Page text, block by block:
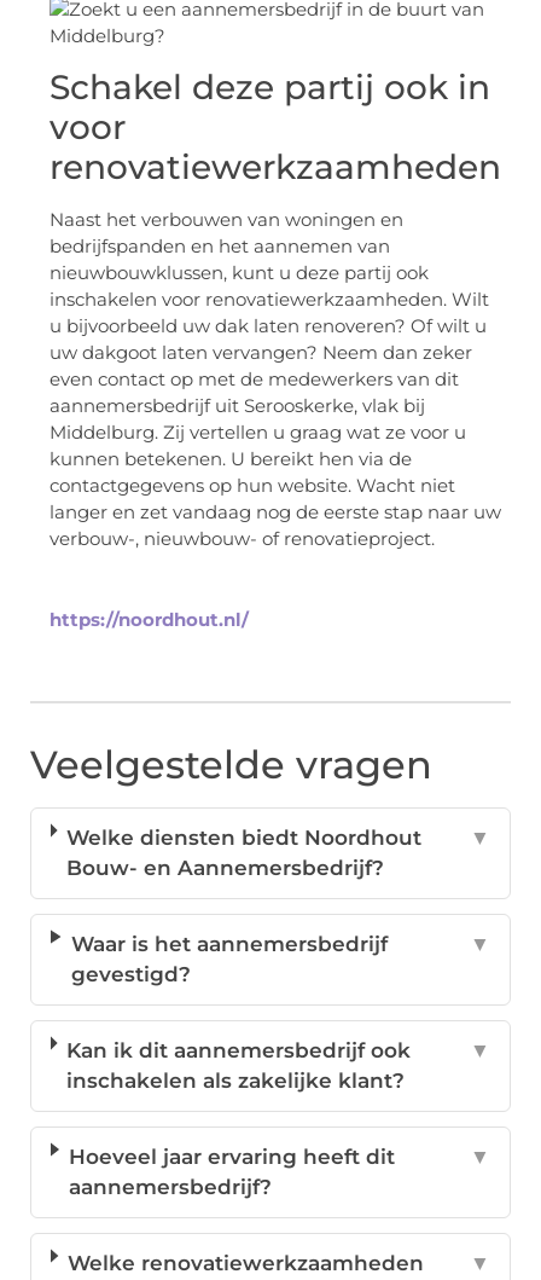
Schakel deze partij ook in
voor
renovatiewerkzaamheden
Naast het verbouwen van woningen en
bedrijfspanden en het aannemen van
nieuwbouwklussen, kunt u deze partij ook
inschakelen voor renovatiewerkzaamheden. Wilt
u bijvoorbeeld uw dak laten renoveren? Of wilt u
uw dakgoot laten vervangen? Neem dan zeker
even contact op met de medewerkers van dit
aannemersbedrijf uit Serooskerke, vlak bij
Middelburg. Zij vertellen u graag wat ze voor u
kunnen betekenen. U bereikt hen via de
contactgegevens op hun website. Wacht niet
langer en zet vandaag nog de eerste stap naar uw
verbouw-, nieuwbouw- of renovatieproject.
https://noordhout.nl/
Veelgestelde vragen
Welke diensten biedt Noordhout
Bouw- en Aannemersbedrijf?
▼
Waar is het aannemersbedrijf
gevestigd?
▼
Kan ik dit aannemersbedrijf ook
inschakelen als zakelijke klant?
▼
Hoeveel jaar ervaring heeft dit
aannemersbedrijf?
▼
Welke renovatiewerkzaamheden
▼